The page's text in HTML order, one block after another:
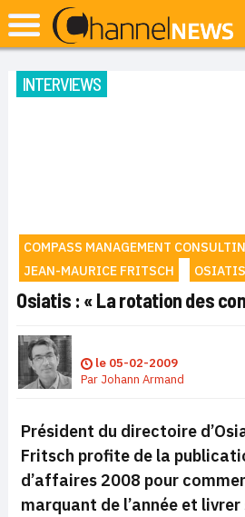
INTERVIEWS
COMPASS MANAGEMENT
JEAN-MAURICE FRITSCH
OSIATIS
Osiatis : « La rotation des
le 05-02-2009
Par Johann Armand
Président du directoire
Fritsch profite de la
d’affaires 2008 pour
marquant de l’année et